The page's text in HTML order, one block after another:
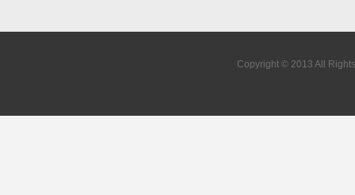
Copyright © 2013 All